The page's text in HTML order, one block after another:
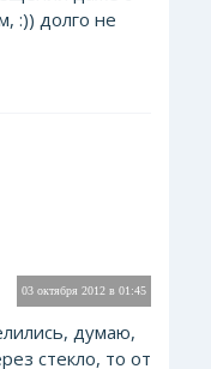
:)) долго не
03 октября 2012 в 01:45
думаю,
стекло, то от